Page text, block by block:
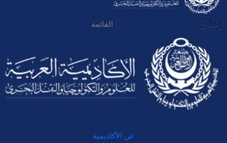
إغلاق القائمة
عن الأكاديمية